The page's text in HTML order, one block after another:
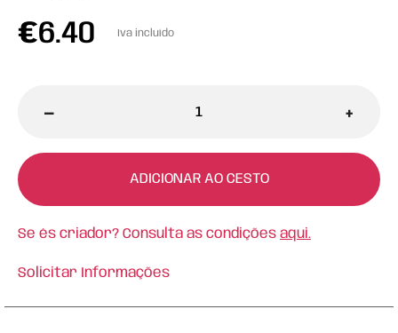
€6.40 Iva incluído
- +
ADICIONAR AO CESTO
Se és criador? Consulta as condições aqui.
Solicitar Informações